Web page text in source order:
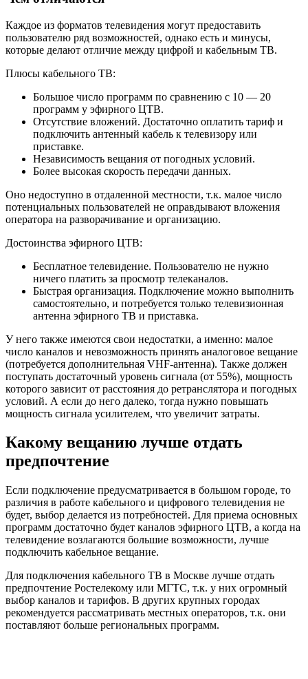
Каждое из форматов телевидения могут предоставить
пользователю ряд возможностей, однако есть и минусы,
которые делают отличие между цифрой и кабельным ТВ.
Плюсы кабельного ТВ:
Большое число программ по сравнению с 10 — 20
программ у эфирного ЦТВ.
Отсутствие вложений. Достаточно оплатить тариф и
подключить антенный кабель к телевизору или
приставке.
Независимость вещания от погодных условий.
Более высокая скорость передачи данных.
Оно недоступно в отдаленной местности, т.к. малое число
потенциальных пользователей не оправдывают вложения
оператора на разворачивание и организацию.
Достоинства эфирного ЦТВ:
Бесплатное телевидение. Пользователю не нужно
ничего платить за просмотр телеканалов.
Быстрая организация. Подключение можно выполнить
самостоятельно, и потребуется только телевизионная
антенна эфирного ТВ и приставка.
У него также имеются свои недостатки, а именно: малое
число каналов и невозможность принять аналоговое вещание
(потребуется дополнительная VHF-антенна). Также должен
поступать достаточный уровень сигнала (от 55%), мощность
которого зависит от расстояния до ретранслятора и погодных
условий. А если до него далеко, тогда нужно повышать
мощность сигнала усилителем, что увеличит затраты.
Какому вещанию лучше отдать
предпочтение
Если подключение предусматривается в большом городе, то
различия в работе кабельного и цифрового телевидения не
будет, выбор делается из потребностей. Для приема основных
программ достаточно будет каналов эфирного ЦТВ, а когда на
телевидение возлагаются большие возможности, лучше
подключить кабельное вещание.
Для подключения кабельного ТВ в Москве лучше отдать
предпочтение Ростелекому или МГТС, т.к. у них огромный
выбор каналов и тарифов. В других крупных городах
рекомендуется рассматривать местных операторов, т.к. они
поставляют больше региональных программ.